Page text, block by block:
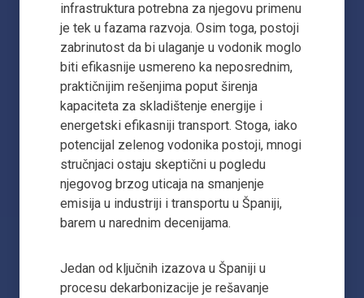
infrastruktura potrebna za njegovu primenu
je tek u fazama razvoja. Osim toga, postoji
zabrinutost da bi ulaganje u vodonik moglo
biti efikasnije usmereno ka neposrednim,
praktičnijim rešenjima poput širenja
kapaciteta za skladištenje energije i
energetski efikasniji transport. Stoga, iako
potencijal zelenog vodonika postoji, mnogi
stručnjaci ostaju skeptični u pogledu
njegovog brzog uticaja na smanjenje
emisija u industriji i transportu u Španiji,
barem u narednim decenijama.
Jedan od ključnih izazova u Španiji u
procesu dekarbonizacije je rešavanje